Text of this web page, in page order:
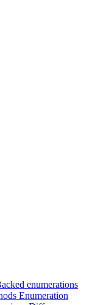
enumerations
Enumeration